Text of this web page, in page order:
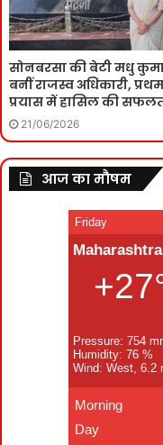
सोनबरसा की बेटी मधु
बनीं राजस्व अधिकारी, प्रथम
प्रयास में हासिल की
21/06/2026
आज का मौषम
Friday
Maharashtra
Pressure: 754
Humidity: 76 %
Wind: West, 6.2
Morning
Day